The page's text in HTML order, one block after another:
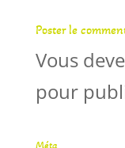
Poster le
Vous
pour